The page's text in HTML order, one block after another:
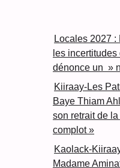
Locales 2027
les
dénonce un »
Kiiraay-Les
Baye Thiam
son retrait de
complot »
Kaolack-
Madame